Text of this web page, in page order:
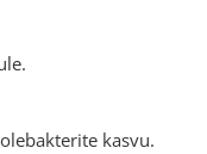
kasvu.